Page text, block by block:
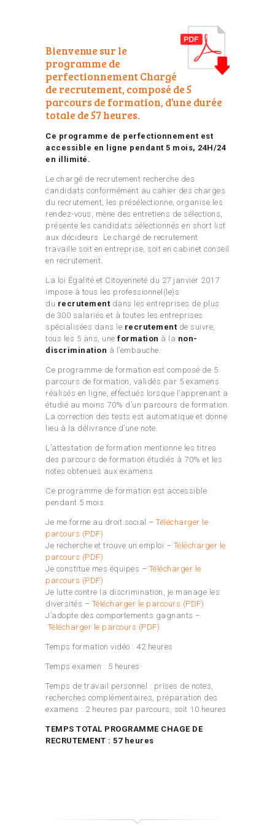
Bienvenue sur le
programme de
perfectionnement Chargé
de recrutement, composé de 5
parcours de formation, d’une durée
totale de 57 heures.
Ce programme de perfectionnement est
accessible en ligne pendant 5 mois, 24H/24
en illimité.
Le chargé de recrutement recherche des
candidats conformément au cahier des charges
du recrutement, les présélectionne, organise les
rendez-vous, mène des entretiens de sélections,
présente les candidats sélectionnés en short list
aux décideurs. Le chargé de recrutement
travaille soit en entreprise, soit en cabinet conseil
en recrutement.
La loi Égalité et Citoyenneté du 27 janvier 2017
impose à tous les professionnel(le)s
du recrutement dans les entreprises de plus
de 300 salariés et à toutes les entreprises
spécialisées dans le recrutement de suivre,
tous les 5 ans, une formation à la non-
discrimination à l’embauche.
Ce programme de formation est composé de 5
parcours de formation, validés par 5 examens
réalisés en ligne, effectués lorsque l’apprenant a
étudié au moins 70% d’un parcours de formation.
La correction des tests est automatique et donne
lieu à la délivrance d’une note.
L’attestation de formation mentionne les titres
des parcours de formation étudiés à 70% et les
notes obtenues aux examens.
Ce programme de formation est accessible
pendant 5 mois.
Je me forme au droit social – Télécharger le
parcours (PDF)
Je recherche et trouve un emploi – Télécharger le
parcours (PDF)
Je constitue mes équipes – Télécharger le
parcours (PDF)
Je lutte contre la discrimination, je manage les
diversités – Télécharger le parcours (PDF)
J’adopte des comportements gagnants –
Télécharger le parcours (PDF)
Temps formation vidéo : 42 heures
Temps examen : 5 heures
Temps de travail personnel : prises de notes,
recherches complémentaires, préparation des
examens : 2 heures par parcours, soit 10 heures
TEMPS TOTAL PROGRAMME CHAGE DE
RECRUTEMENT : 57 heures